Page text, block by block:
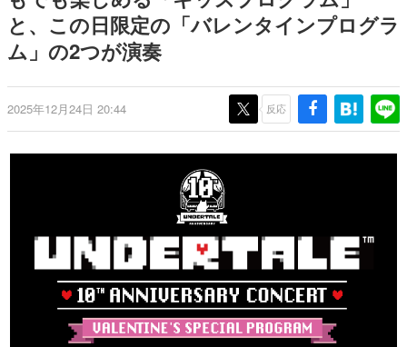
の形をした短編ホラー小説集です。
新世代に訊く
これからのデジタルゲーム市場を担う若きクリエイター達
ゲーム世代の作家たち
ゲームに多大な影響を受けた作家さんに取材し、ゲームが
日本モバイルゲーム産業史
日本のモバイルゲーム史における主要なトピック・タイト
ルを網羅するほか、開発者へのインタビューや識者による
解説を掲載。約20年の歴史が一望できる決定版！
若ゲのいたり〜ゲームクリエイターの青春〜
『うつヌケ』『ペンと箸』等で知られるマンガ家・田中圭
一先生によるゲーム業界レポートマンガです。
なんでゲームは面白い？
と、この日限定の「バレンタインプログラ
ム」の2つが演奏
2025年12月24日 20:44 反応